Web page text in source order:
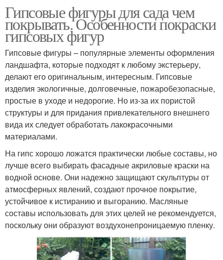
Гипсовые фигуры для сада чем
покрывать. Особенности покраски
гипсовых фигур
Гипсовые фигуры – популярные элементы оформления
ландшафта, которые подходят к любому экстерьеру,
делают его оригинальным, интересным. Гипсовые
изделия экологичные, долговечные, пожаробезопасные,
простые в уходе и недорогие. Но из-за их пористой
структуры и для придания привлекательного внешнего
вида их следует обработать лакокрасочными
материалами.
На гипс хорошо ложатся практически любые составы, но
лучше всего выбирать фасадные акриловые краски на
водной основе. Они надежно защищают скульптуры от
атмосферных явлений, создают прочное покрытие,
устойчивое к истиранию и выгоранию. Масляные
составы использовать для этих целей не рекомендуется,
поскольку они образуют воздухонепроницаемую пленку.